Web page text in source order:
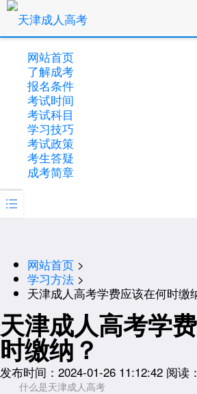
网站首页
了解成考
报名条件
考试时间
考试科目
学习技巧
考试政策
考生答疑
成考简章

网站首页 >
学习方法 >
天津成人高考学费应该在何时缴
天津成人高考学
时缴纳？
发布时间：2024-01-26 11:12:42 阅读：
什么是天津成人高考